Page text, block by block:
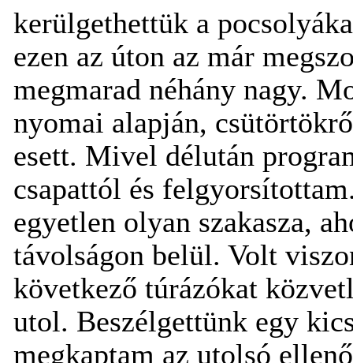
kerülgethettük a
ezen az úton az már
megmarad néhány nagy.
nyomai alapján,
esett. Mivel délután
csapattól és
egyetlen olyan szakasza,
távolságon belül. Volt
következő túrázókat
utol. Beszélgettünk egy
megkaptam az utolsó